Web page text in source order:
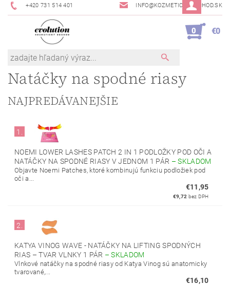
+420 731 514 401 INFO@KOZMETICKYOBCHOD.SK
0 €0
Natáčky na spodné riasy
NAJPREDÁVANEJŠIE
1.
NOEMI LOWER LASHES PATCH 2 IN 1 PODLOŽKY POD OČI A
NATÁČKY NA SPODNÉ RIASY V JEDNOM 1 PÁR –SKLADOM
Objavte Noemi Patches, ktoré kombinujú funkciu podložiek pod
oči a...
€11,95
€9,72 bez DPH
2.
KATYA VINOG WAVE - NATÁČKY NA LIFTING SPODNÝCH
RIAS – TVAR VLNKY 1 PÁR –SKLADOM
Vlnkové natáčky na spodné riasy od Katya Vinog sú anatomicky
tvarované,...
€16,10